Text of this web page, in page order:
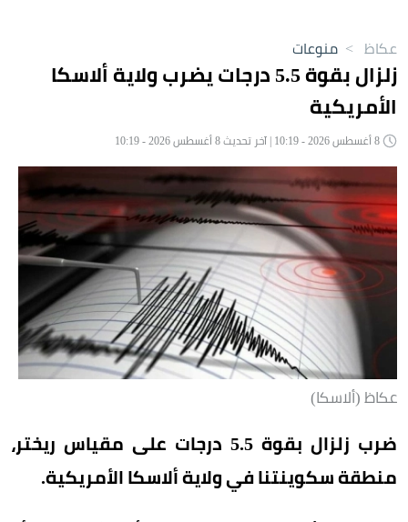
عكاظ > منوعات
زلزال بقوة 5.5 درجات يضرب ولاية ألاسكا
الأمريكية
عكاظ (ألاسكا)
ضرب زلزال بقوة 5.5 درجات على مقياس ريختر،
منطقة سكوينتنا في ولاية ألاسكا الأمريكية.